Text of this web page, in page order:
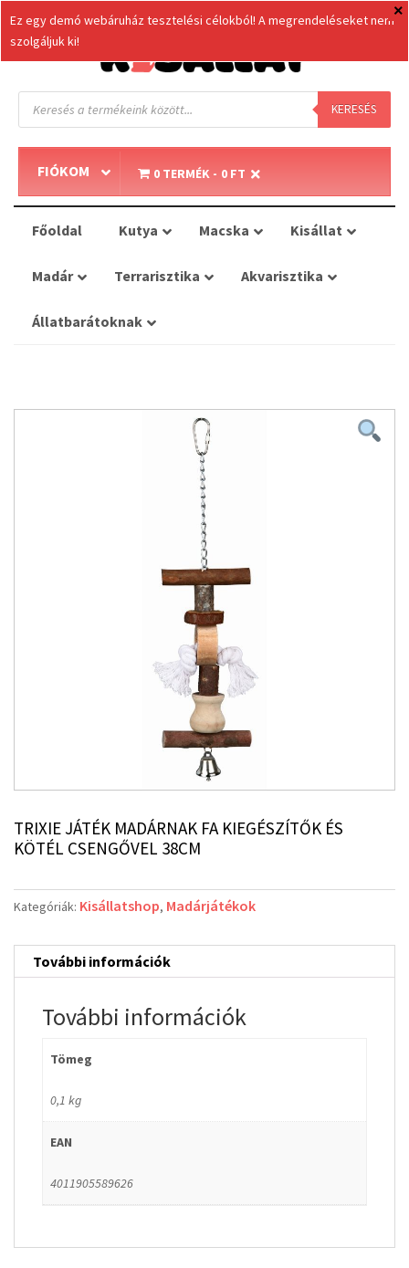
Products
search KERESÉS
FIÓKOM 0 TERMÉK 0 FT
Főoldal Kutya Macska Kisállat
Madár Terrarisztika Akvarisztika
Állatbarátoknak
TRIXIE JÁTÉK MADÁRNAK FA KIEGÉSZÍTŐK ÉS
KÖTÉL CSENGŐVEL 38CM
Kategóriák: Kisállatshop, Madárjátékok
További információk
További információk
Tömeg
0,1 kg
EAN
4011905589626
Ez egy demó webáruház tesztelési célokból! A megrendeléseket nem
szolgáljuk ki!